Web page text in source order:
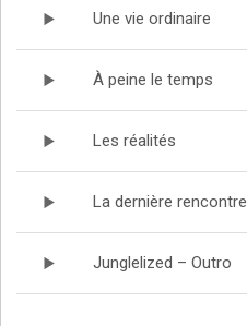
Une vie ordinaire
À peine le temps
Les réalités
La dernière rencontre
Junglelized – Outro